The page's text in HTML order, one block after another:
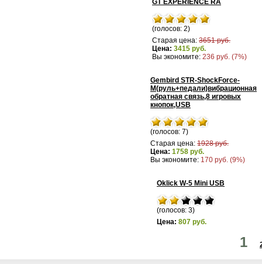
GT EXPERIENCE RA
(голосов: 2)
Старая цена: 3651 руб.
Цена: 3415 руб.
Вы экономите: 236 руб. (7%)
Gembird STR-ShockForce-
M(руль+педали)вибрационная
обратная связь,8 игровых
кнопок,USB
(голосов: 7)
Старая цена: 1928 руб.
Цена: 1758 руб.
Вы экономите: 170 руб. (9%)
Oklick W-5 Mini USB
(голосов: 3)
Цена: 807 руб.
1